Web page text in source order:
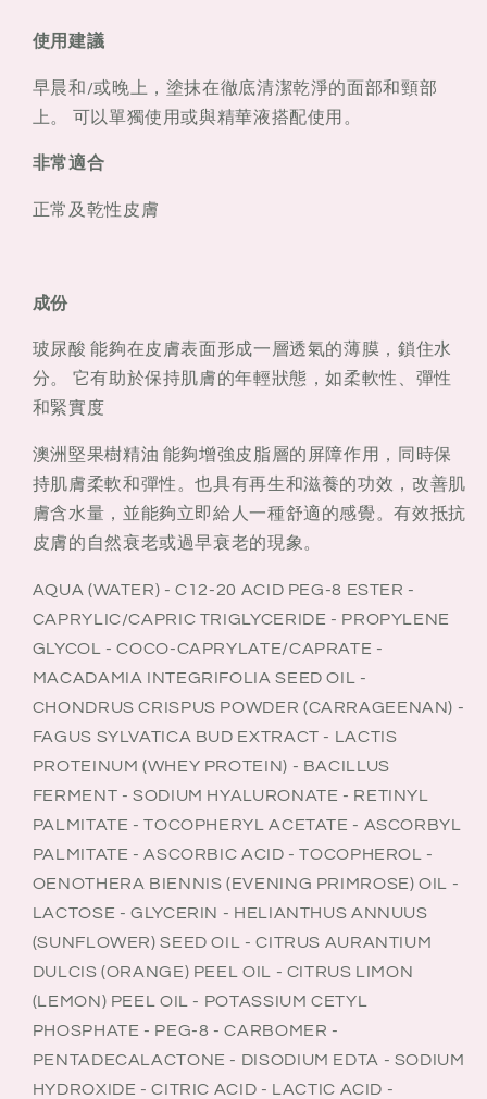
使用建議
早晨和/或晚上，塗抹在徹底清潔乾淨的面部和頸部
上。 可以單獨使用或與精華液搭配使用。
非常適合
正常及乾性皮膚
成份
玻尿酸 能夠在皮膚表面形成一層透氣的薄膜，鎖住水
分。 它有助於保持肌膚的年輕狀態，如柔軟性、彈性
和緊實度
澳洲堅果樹精油 能夠增強皮脂層的屏障作用，同時保
持肌膚柔軟和彈性。也具有再生和滋養的功效，改善肌
膚含水量，並能夠立即給人一種舒適的感覺。有效抵抗
皮膚的自然衰老或過早衰老的現象。
AQUA (WATER) - C12-20 ACID PEG-8 ESTER -
CAPRYLIC/CAPRIC TRIGLYCERIDE - PROPYLENE
GLYCOL - COCO-CAPRYLATE/CAPRATE -
MACADAMIA INTEGRIFOLIA SEED OIL -
CHONDRUS CRISPUS POWDER (CARRAGEENAN) -
FAGUS SYLVATICA BUD EXTRACT - LACTIS
PROTEINUM (WHEY PROTEIN) - BACILLUS
FERMENT - SODIUM HYALURONATE - RETINYL
PALMITATE - TOCOPHERYL ACETATE - ASCORBYL
PALMITATE - ASCORBIC ACID - TOCOPHEROL -
OENOTHERA BIENNIS (EVENING PRIMROSE) OIL -
LACTOSE - GLYCERIN - HELIANTHUS ANNUUS
(SUNFLOWER) SEED OIL - CITRUS AURANTIUM
DULCIS (ORANGE) PEEL OIL - CITRUS LIMON
(LEMON) PEEL OIL - POTASSIUM CETYL
PHOSPHATE - PEG-8 - CARBOMER -
PENTADECALACTONE - DISODIUM EDTA - SODIUM
HYDROXIDE - CITRIC ACID - LACTIC ACID -